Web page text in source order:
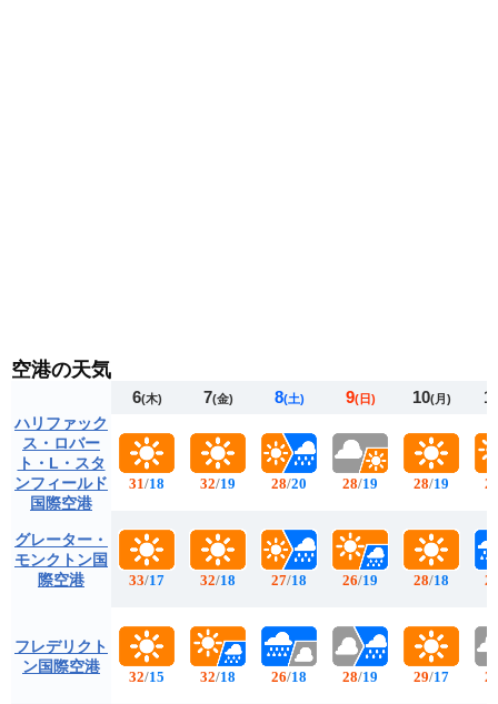
空港の天気
ハリファック
ス・ロバー
ト・L・スタ
ンフィールド
国際空港
グレーター・
モンクトン国
際空港
フレデリクト
ン国際空港
6(木)
31/18
33/17
32/15
7(金)
32/19
32/18
32/18
8(土)
28/20
27/18
26/18
9(日)
28/19
26/19
28/19
10(月)
28/19
28/18
29/17